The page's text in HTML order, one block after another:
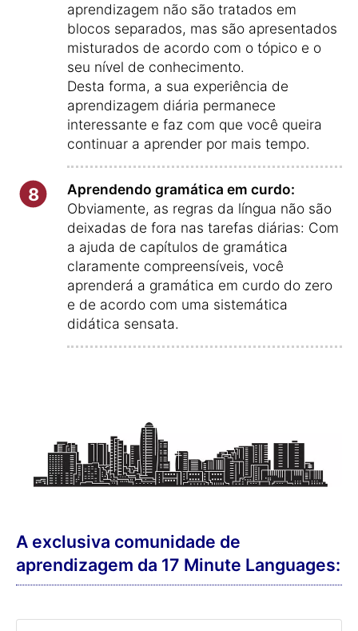
aprendizagem não são tratados em
blocos separados, mas são apresentados
misturados de acordo com o tópico e o
seu nível de conhecimento.
Desta forma, a sua experiência de
aprendizagem diária permanece
interessante e faz com que você queira
continuar a aprender por mais tempo.
8
Aprendendo gramática em curdo:
Obviamente, as regras da língua não são
deixadas de fora nas tarefas diárias: Com
a ajuda de capítulos de gramática
claramente compreensíveis, você
aprenderá a gramática em curdo do zero
e de acordo com uma sistemática
didática sensata.
A exclusiva comunidade de
aprendizagem da 17 Minute Languages: